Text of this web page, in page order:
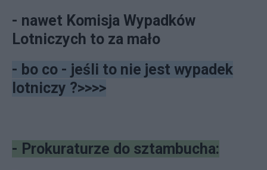
- nawet Komisja Wypadków
Lotniczych to za mało
- bo co - jeśli to nie jest wypadek
lotniczy ?>>>>
- Prokuraturze do sztambucha: